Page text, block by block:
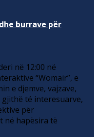
burrave për
në 12:00 në
“Womair”, e
e djemve, vajzave,
të interesuarve,
për
në hapësira të